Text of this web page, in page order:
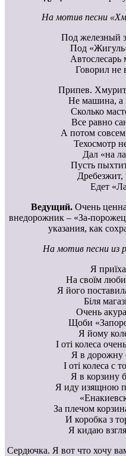
На мотив песни
Под железный
Под
Автослесарь
Говорил не
Припев.
Не машина, а
Сколько
Все равно
А потом совсем
Техосмотр
Дал «на
Пусть
Дребезжит,
Едет
Ведущий. Очень
внедорожник – «За-
указания, как
На мотив песни из
Я
На своїм
Я його
Біля
Очень
Щоби
Я йому
I оті колеса
Я в дорожну
I оті колеса с
Я в корзину
Я иду изящною
За плечом
И коробка з
Я кидаю
Сердючка. Я вот что хочу